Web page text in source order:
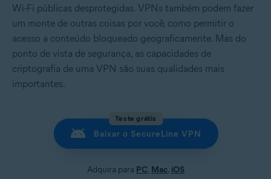
Wi-Fi públicas desprotegidas. VPNs também podem fazer
um monte de outras coisas por você, como permitir o
acesso a conteúdo bloqueado geograficamente. Mas do
ponto de vista de segurança, as capacidades de
criptografia de uma VPN são suas qualidades mais
importantes.
Teste grátis
Baixar o SecureLine VPN
Adquira para PC, Mac, iOS